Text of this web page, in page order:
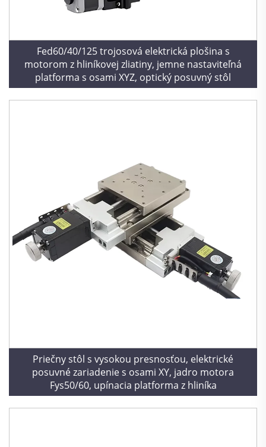
Fed60/40/125 trojosová elektrická plošina s
motorom z hliníkovej zliatiny, jemne nastaviteľná
platforma s osami XYZ, optický posuvný stôl
Priečny stôl s vysokou presnosťou, elektrické
posuvné zariadenie s osami XY, jadro motora
Fys50/60, upínacia platforma z hliníka